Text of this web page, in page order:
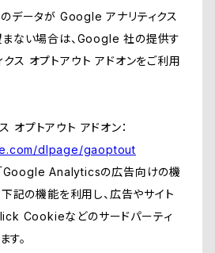
データが Google アナリティクス
まない場合は、Google 社の提供す
ス オプトアウト アドオンをご利用
オプトアウト アドオン：
dlpage/gaoptout
「Google Analyticsの広告向けの機
下記の機能を利用し、広告やサイト
Cookieなどのサードパーティ
。